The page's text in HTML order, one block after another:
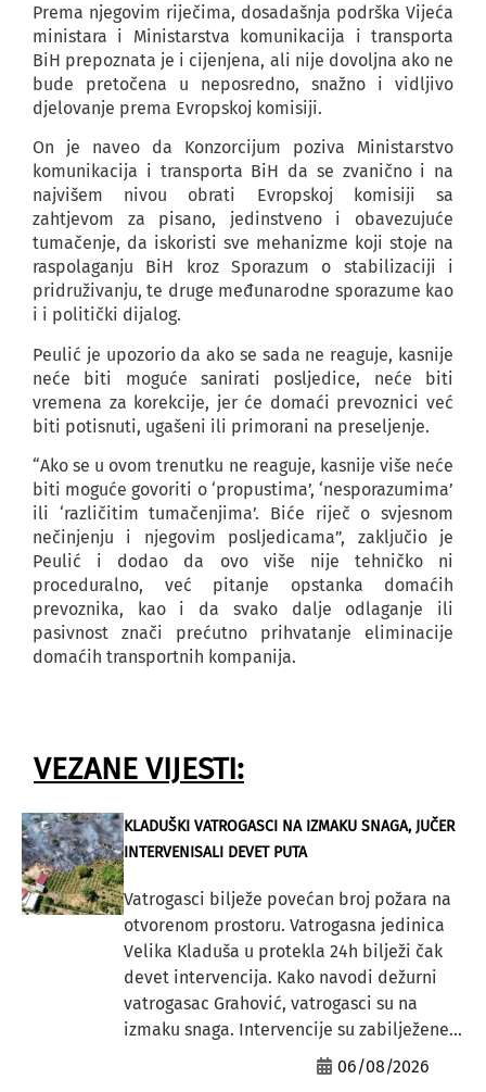
Prema njegovim riječima, dosadašnja podrška Vijeća
ministara i Ministarstva komunikacija i transporta
BiH prepoznata je i cijenjena, ali nije dovoljna ako ne
bude pretočena u neposredno, snažno i vidljivo
djelovanje prema Evropskoj komisiji.
On je naveo da Konzorcijum poziva Ministarstvo
komunikacija i transporta BiH da se zvanično i na
najvišem nivou obrati Evropskoj komisiji sa
zahtjevom za pisano, jedinstveno i obavezujuće
tumačenje, da iskoristi sve mehanizme koji stoje na
raspolaganju BiH kroz Sporazum o stabilizaciji i
pridruživanju, te druge međunarodne sporazume kao
i i politički dijalog.
Peulić je upozorio da ako se sada ne reaguje, kasnije
neće biti moguće sanirati posljedice, neće biti
vremena za korekcije, jer će domaći prevoznici već
biti potisnuti, ugašeni ili primorani na preseljenje.
“Ako se u ovom trenutku ne reaguje, kasnije više neće
biti moguće govoriti o ‘propustima’, ‘nesporazumima’
ili ‘različitim tumačenjima’. Biće riječ o svjesnom
nečinjenju i njegovim posljedicama”, zaključio je
Peulić i dodao da ovo više nije tehničko ni
proceduralno, već pitanje opstanka domaćih
prevoznika, kao i da svako dalje odlaganje ili
pasivnost znači prećutno prihvatanje eliminacije
domaćih transportnih kompanija.
VEZANE VIJESTI:
KLADUŠKI VATROGASCI NA IZMAKU SNAGA, JUČER
INTERVENISALI DEVET PUTA
Vatrogasci bilježe povećan broj požara na
otvorenom prostoru. Vatrogasna jedinica
Velika Kladuša u protekla 24h bilježi čak
devet intervencija. Kako navodi dežurni
vatrogasac Grahović, vatrogasci su na
izmaku snaga. Intervencije su zabilježene...
06/08/2026